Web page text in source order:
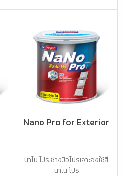
Nano Pro for Exterior
นาโน โปร ช่างมือโปรเจาะจงใช้สี
นาโน โปร